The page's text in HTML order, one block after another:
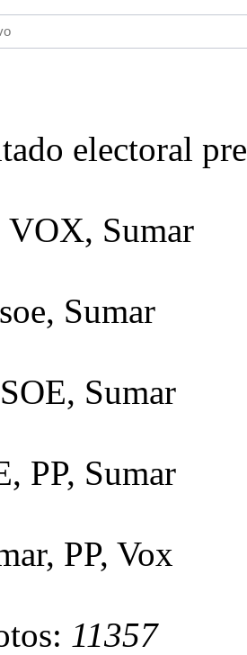
electoral
VOX, Sumar
Sumar
Sumar
PP, Sumar
PP, Vox
11357